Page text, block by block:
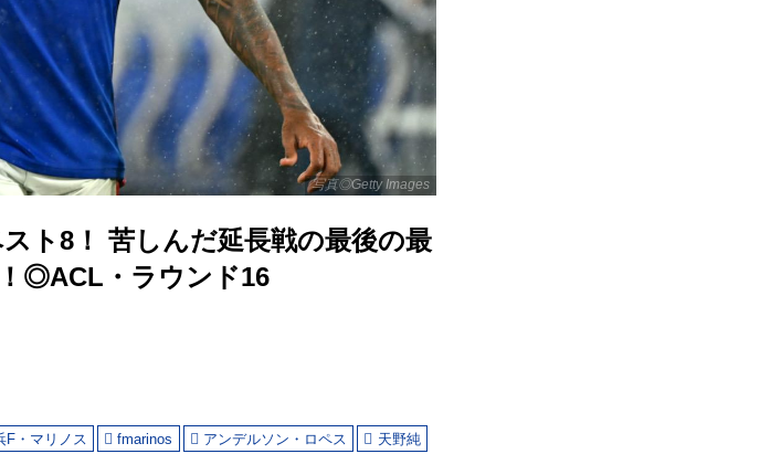
写真◎Getty Images
ト8！ 苦しんだ延長戦の最後の最
◎ACL・ラウンド16
F・マリノス fmarinos アンデルソン・ロペス
天野純